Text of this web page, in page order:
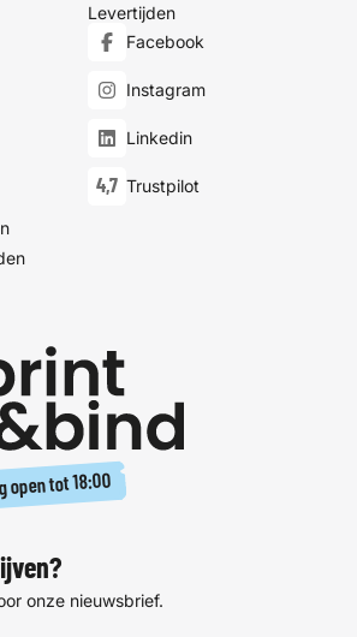
Levertijden
Facebook
Instagram
Linkedin
4,7 Trustpilot
open tot18:00
onze nieuwsbrief.